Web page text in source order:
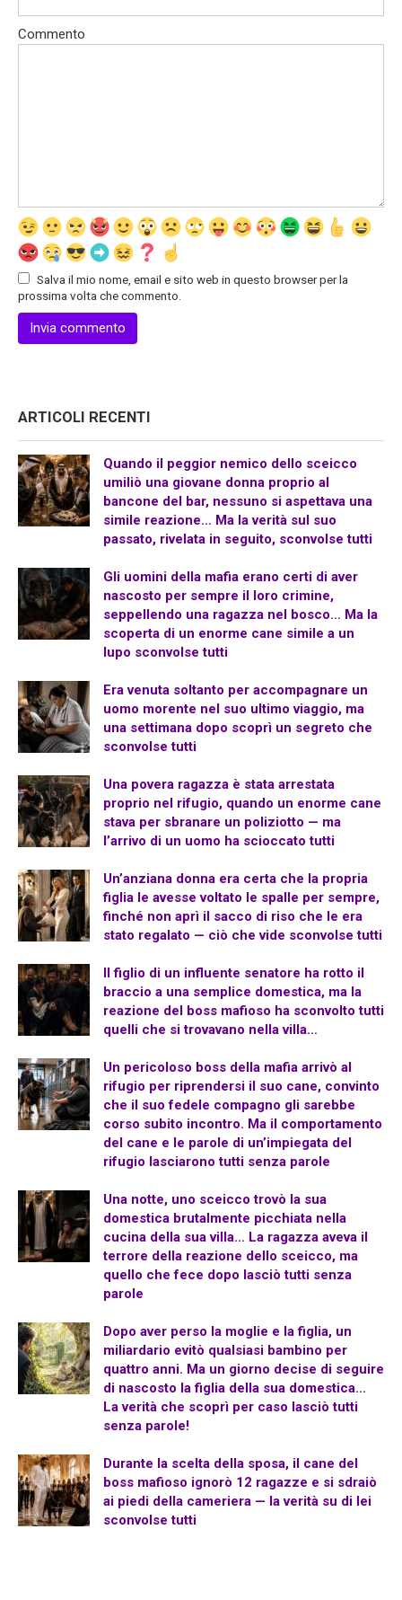
Commento
Salva il mio nome, email e sito web in questo browser per la
prossima volta che commento.
ARTICOLI RECENTI
Quando il peggior nemico dello sceicco
umiliò una giovane donna proprio al
bancone del bar, nessuno si aspettava una
simile reazione… Ma la verità sul suo
passato, rivelata in seguito, sconvolse tutti
Gli uomini della mafia erano certi di aver
nascosto per sempre il loro crimine,
seppellendo una ragazza nel bosco… Ma la
scoperta di un enorme cane simile a un
lupo sconvolse tutti
Era venuta soltanto per accompagnare un
uomo morente nel suo ultimo viaggio, ma
una settimana dopo scoprì un segreto che
sconvolse tutti
Una povera ragazza è stata arrestata
proprio nel rifugio, quando un enorme cane
stava per sbranare un poliziotto — ma
l’arrivo di un uomo ha scioccato tutti
Un’anziana donna era certa che la propria
figlia le avesse voltato le spalle per sempre,
finché non aprì il sacco di riso che le era
stato regalato — ciò che vide sconvolse tutti
Il figlio di un influente senatore ha rotto il
braccio a una semplice domestica, ma la
reazione del boss mafioso ha sconvolto tutti
quelli che si trovavano nella villa…
Un pericoloso boss della mafia arrivò al
rifugio per riprendersi il suo cane, convinto
che il suo fedele compagno gli sarebbe
corso subito incontro. Ma il comportamento
del cane e le parole di un’impiegata del
rifugio lasciarono tutti senza parole
Una notte, uno sceicco trovò la sua
domestica brutalmente picchiata nella
cucina della sua villa… La ragazza aveva il
terrore della reazione dello sceicco, ma
quello che fece dopo lasciò tutti senza
parole
Dopo aver perso la moglie e la figlia, un
miliardario evitò qualsiasi bambino per
quattro anni. Ma un giorno decise di seguire
di nascosto la figlia della sua domestica…
La verità che scoprì per caso lasciò tutti
senza parole!
Durante la scelta della sposa, il cane del
boss mafioso ignorò 12 ragazze e si sdraiò
ai piedi della cameriera — la verità su di lei
sconvolse tutti